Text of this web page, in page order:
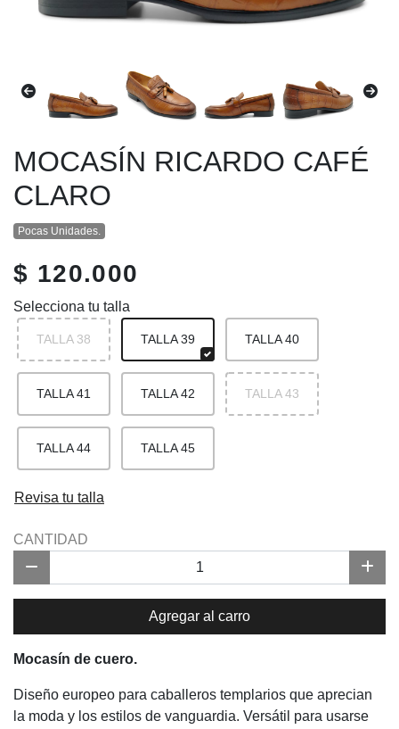
MOCASÍN RICARDO CAFÉ
CLARO
Pocas Unidades.
$ 120.000
Selecciona tu talla
TALLA 38 TALLA 39 TALLA 40
TALLA 41 TALLA 42 TALLA 43
TALLA 44 TALLA 45
Revisa tu talla
CANTIDAD
Agregar al carro
Mocasín de cuero.
Diseño europeo para caballeros templarios que aprecian
la moda y los estilos de vanguardia. Versátil para usarse